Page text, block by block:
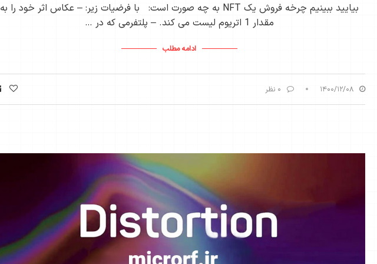
بیایید ببینیم چرخه فروش یک NFT به چه صورت است: با فرضیات زیر: – عکاس اثر خود را به
مقدار 1 اتریوم لیست می کند. – پلتفرمی که در …
ادامه مطلب
۱۴۰۰/۱۲/۰۸ ۰ نظر